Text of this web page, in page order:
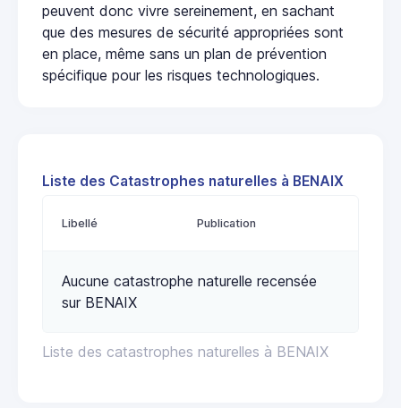
peuvent donc vivre sereinement, en sachant
que des mesures de sécurité appropriées sont
en place, même sans un plan de prévention
spécifique pour les risques technologiques.
Liste des Catastrophes naturelles à BENAIX
Liste des catastrophes naturelles à BENAIX
Libellé Publication
Aucune catastrophe naturelle recensée
sur BENAIX